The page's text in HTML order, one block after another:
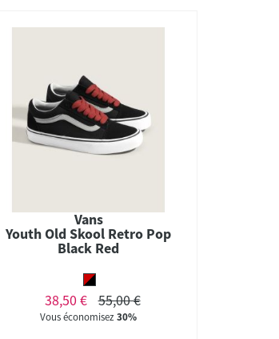
Vans
Youth Old Skool Retro Pop
Black Red
38,50 € 55,00 €
Vous économisez30%